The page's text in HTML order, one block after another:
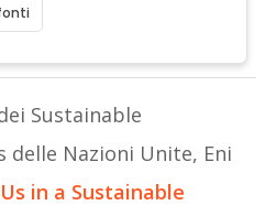
Sustainable
delle Nazioni Unite, Eni
Us in a Sustainable